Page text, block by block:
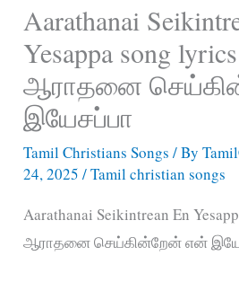
Aarathanai
Yesappa song
ஆராதனை
இயேசப்பா
Tamil Christians Songs / By
24, 2025/Tamil christian songs
Aarathanai Seikintrean En
ஆராதனை செய்கின்றேன் என்